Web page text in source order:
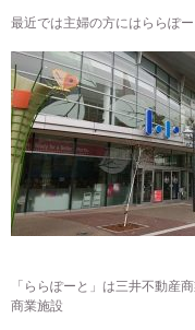
最近では主婦の方にはららぽ
「ららぽーと」は三井不動産
商業施設